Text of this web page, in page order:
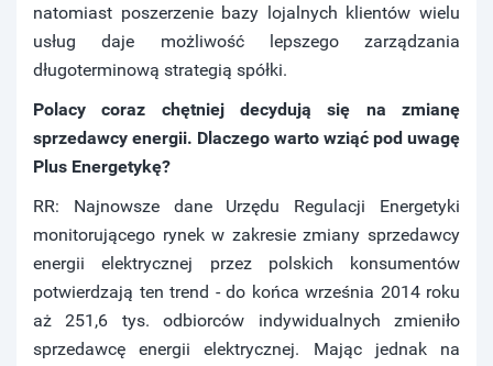
natomiast poszerzenie bazy lojalnych klientów wielu
usług daje możliwość lepszego zarządzania
długoterminową strategią spółki.
Polacy coraz chętniej decydują się na zmianę
sprzedawcy energii. Dlaczego warto wziąć pod uwagę
Plus Energetykę?
RR: Najnowsze dane Urzędu Regulacji Energetyki
monitorującego rynek w zakresie zmiany sprzedawcy
energii elektrycznej przez polskich konsumentów
potwierdzają ten trend - do końca września 2014 roku
aż 251,6 tys. odbiorców indywidualnych zmieniło
sprzedawcę energii elektrycznej. Mając jednak na